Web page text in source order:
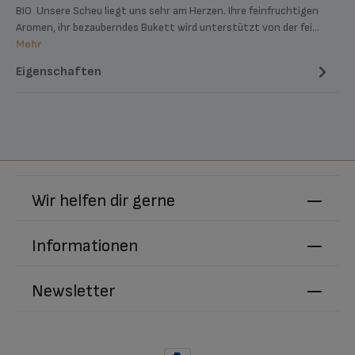
BIO Unsere Scheu liegt uns sehr am Herzen. Ihre feinfruchtigen
Aromen, ihr bezauberndes Bukett wird unterstützt von der fei…
Mehr
Eigenschaften
Newsletter
Wir helfen dir gerne
Informationen